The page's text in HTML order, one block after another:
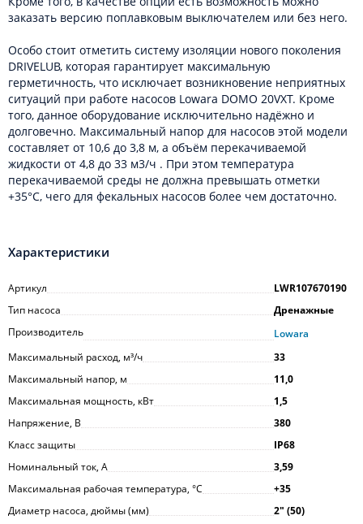
заказать версию поплавковым выключателем или без него.
Особо стоит отметить систему изоляции нового поколения
DRIVELUB, которая гарантирует максимальную
герметичность, что исключает возникновение неприятных
ситуаций при работе насосов Lowara DOMO 20VXT. Кроме
того, данное оборудование исключительно надёжно и
долговечно. Максимальный напор для насосов этой модели
составляет от 10,6 до 3,8 м, а объём перекачиваемой
жидкости от 4,8 до 33 м3/ч . При этом температура
перекачиваемой среды не должна превышать отметки
+35°C, чего для фекальных насосов более чем достаточно.
Характеристики
Артикул
LWR107670190
Тип насоса
Дренажные
Производитель
Lowara
Максимальный расход, м³/ч
33
Максимальный напор, м
11,0
Максимальная мощность, кВт
1,5
Напряжение, В
380
Класс защиты
IP68
Номинальный ток, А
3,59
Максимальная рабочая температура, °С
+35
Диаметр насоса, дюймы (мм)
2ʺ (50)